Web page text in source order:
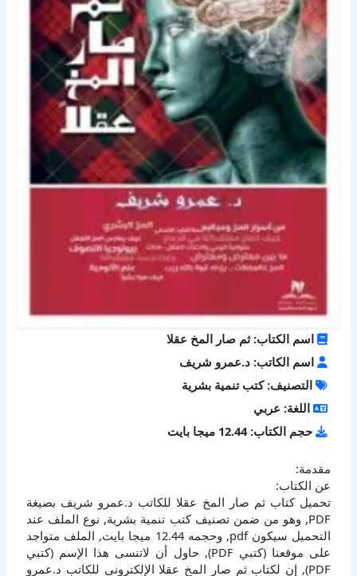
اسم الكتاب: ثم صار المخ عقلا
اسم الكاتب: د.عمرو شريف
التصنيف: كتب تنمية بشرية
اللغة: عربي
حجم الكتاب: 12.44 ميجا بايت
مقدمة:
عن الكتاب:
تحميل كتاب ثم صار المخ عقلا للكاتب د.عمرو شريف بصيغة
PDF, وهو من ضمن تصنيف كتب تنمية بشرية, نوع الملف عند
التحميل سيكون pdf, وحجمه 12.44 ميجا بايت, الملف متواجد
على موقعنا (كتبي PDF), حاول أن لاتنسى هذا الإسم (كتبي
PDF), إن لكتاب ثم صار المخ عقلا الإلكتروني للكاتب د.عمرو